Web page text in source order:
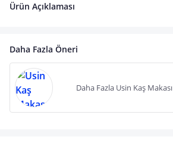
Ürün Açıklaması
Daha Fazla Öneri
Daha Fazla Usin Kaş Makası